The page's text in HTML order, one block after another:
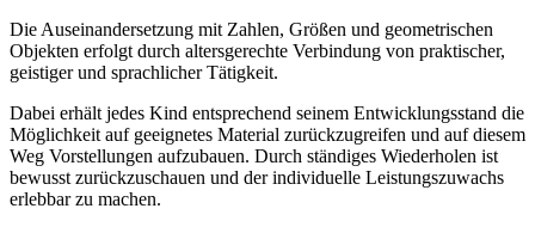
Die Auseinandersetzung mit Zahlen, Größen und geometrischen
Objekten erfolgt durch altersgerechte Verbindung von praktischer,
geistiger und sprachlicher Tätigkeit.
Dabei erhält jedes Kind entsprechend seinem Entwicklungsstand die
Möglichkeit auf geeignetes Material zurückzugreifen und auf diesem
Weg Vorstellungen aufzubauen. Durch ständiges Wiederholen ist
bewusst zurückzuschauen und der individuelle Leistungszuwachs
erlebbar zu machen.